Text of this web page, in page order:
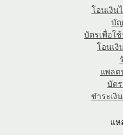
โอนเงิน
บั
บัตรเพื่อใ
โอนเงิ
แพลต
บัตร
ชำระเงิ
แห